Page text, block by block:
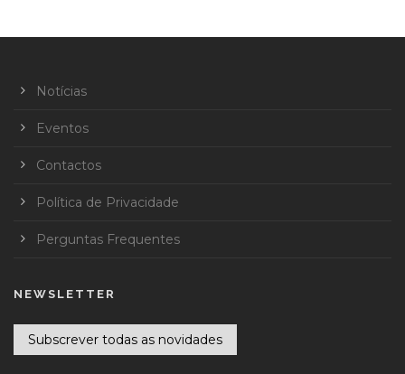
Notícias
Eventos
Contactos
Política de Privacidade
Perguntas Frequentes
NEWSLETTER
Subscrever todas as novidades